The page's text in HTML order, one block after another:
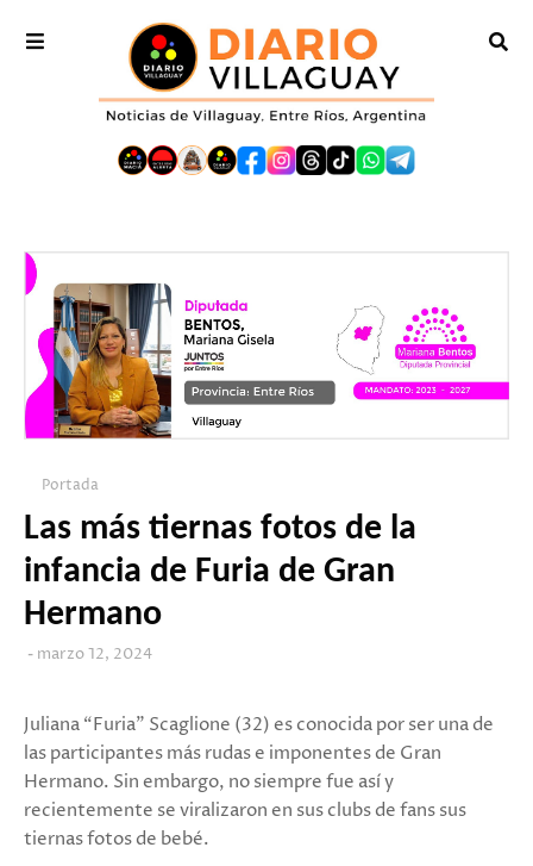
Portada
Las más tiernas fotos de la
infancia de Furia de Gran
Hermano
marzo 12, 2024
Juliana “Furia” Scaglione (32) es conocida por ser una de
las participantes más rudas e imponentes de Gran
Hermano. Sin embargo, no siempre fue así y
recientemente se viralizaron en sus clubs de fans sus
tiernas fotos de bebé.